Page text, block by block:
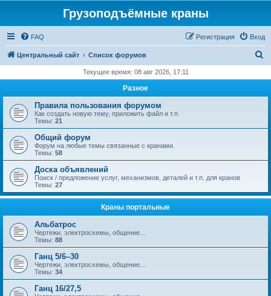
Грузоподъёмные краны
FAQ Вход
Регистрация
Центральный сайт Список форумов
с
Текущее время: 08 авг 2026, 17:11
Разное
Правила пользования форумом
Как создать новую тему, приложить файл и т.п.
Темы: 21
Общий форум
Форум на любые темы связанные с кранами.
Темы: 58
Доска объявлений
Поиск / предложение услуг, механизмов, деталей и т.п. для кранов
Темы: 27
Краны портальные
Альбатрос
Чертежи, электросхемы, общение...
Темы: 88
Ганц 5/6–30
Чертежи, электросхемы, общение...
Темы: 34
Ганц 16/27,5